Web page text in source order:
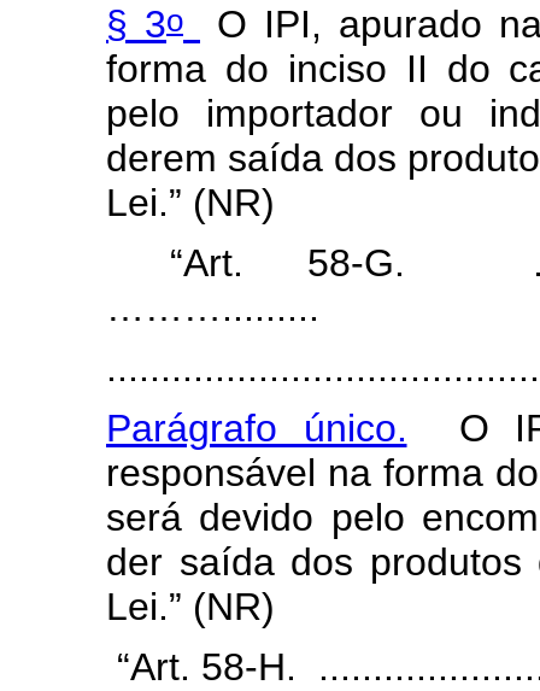
§ 3o
O IPI, apurado
forma do inciso II do
pelo importador ou
derem saída dos
Lei.” (NR)
“Art. 58-G.
……….........
Parágrafo único. O
responsável na forma
será devido pelo
der saída dos
Lei.” (NR)
“Art. 58-H.